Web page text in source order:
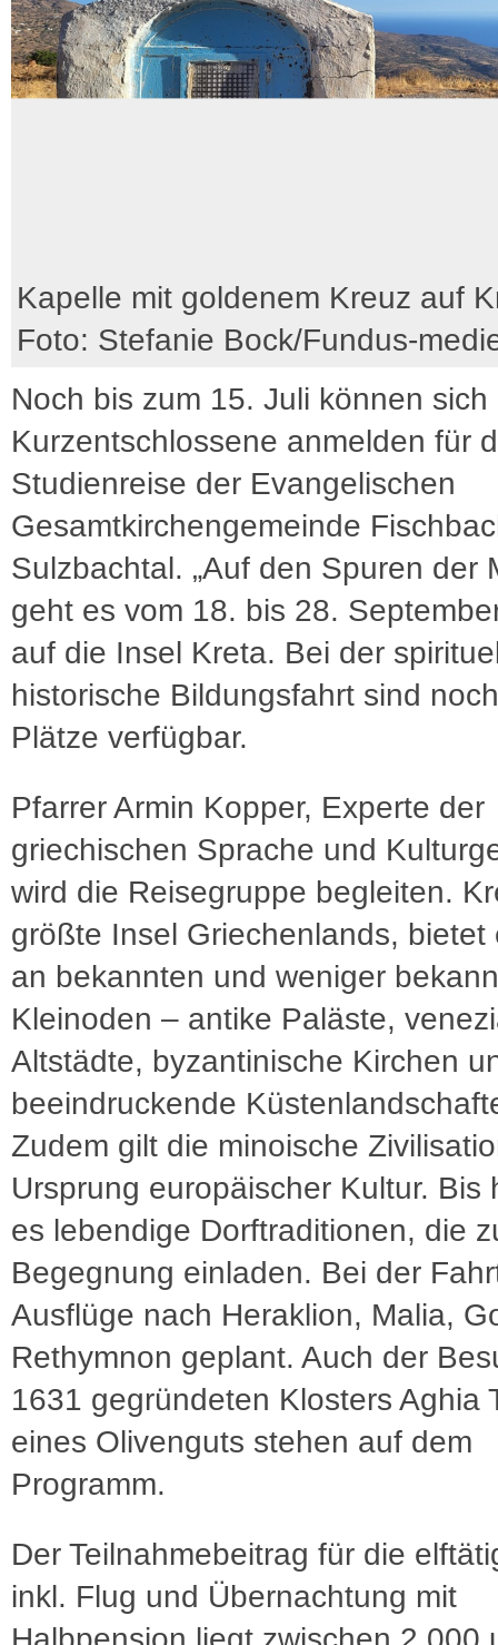
Kapelle mit goldenem Kreuz auf
Foto: Stefanie Bock/Fundus-
Noch bis zum 15. Juli können sich
Kurzentschlossene anmelden für
Studienreise der Evangelischen
Gesamtkirchengemeinde
Sulzbachtal. „Auf den Spuren der
geht es vom 18. bis 28.
auf die Insel Kreta. Bei der
historische Bildungsfahrt sind
Plätze verfügbar.
Pfarrer Armin Kopper, Experte der
griechischen Sprache und
wird die Reisegruppe begleiten.
größte Insel Griechenlands, bietet
an bekannten und weniger
Kleinoden – antike Paläste,
Altstädte, byzantinische Kirchen
beeindruckende
Zudem gilt die minoische
Ursprung europäischer Kultur. Bis
es lebendige Dorftraditionen, die
Begegnung einladen. Bei der
Ausflüge nach Heraklion, Malia,
Rethymnon geplant. Auch der
1631 gegründeten Klosters Aghia
eines Olivenguts stehen auf dem
Programm.
Der Teilnahmebeitrag für die
inkl. Flug und Übernachtung mit